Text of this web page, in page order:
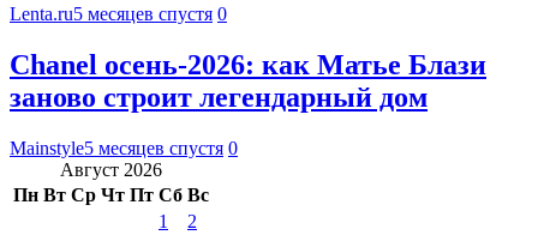
Lenta.ru5 месяцев спустя 0
Chanel осень-2026: как Матье Блази
заново строит легендарный дом
Mainstyle5 месяцев спустя 0
Август 2026
Пн Вт Ср Чт Пт Сб Вс
1
2